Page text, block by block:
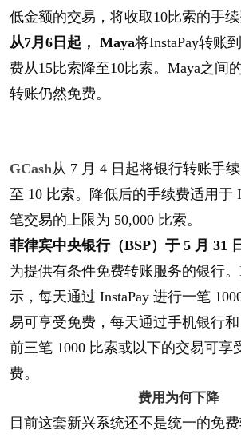
低金额的交易，将收取10比索的手续
从7月6日起， Maya将InstaPay转账
费从15比索降至10比索。Maya之间
转账仍然免费。
GCash从 7 月 4 日起将银行转账手
至 10 比索。降低后的手续费适用于
笔交易的上限为 50,000 比索。
菲律宾中央银行（BSP）于 5 月 31
为提供有条件免费转账服务的银行。
示，每天通过 InstaPay 进行一笔
易可享受免费，每天通过手机银行和
前三笔 1000 比索或以下的交易可享
费。
费用为何下降
目前这套新兴系统还不是统一的免